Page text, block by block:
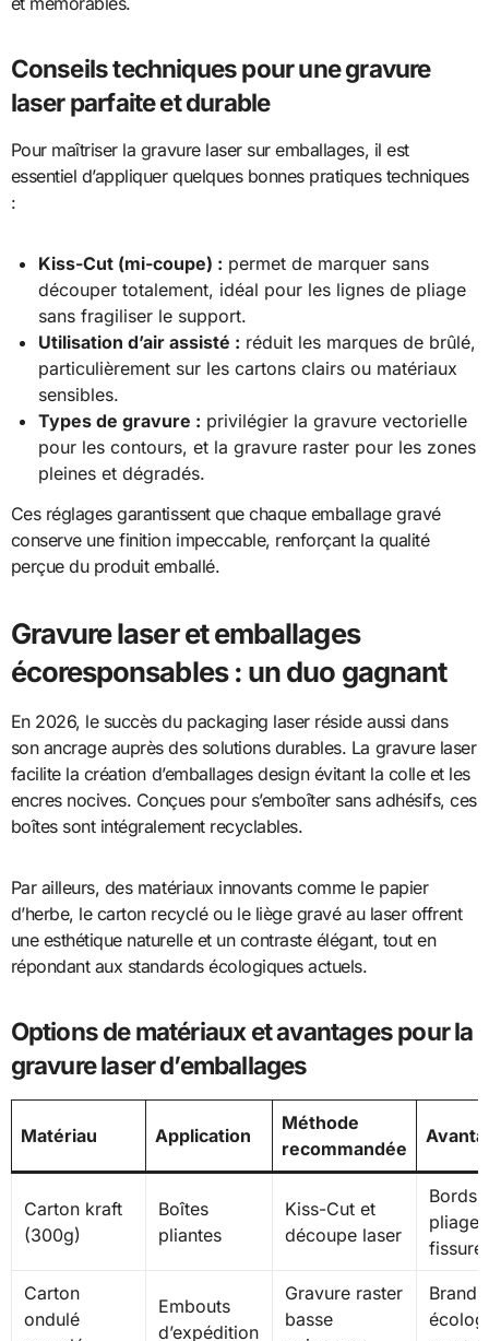
Conseils techniques pour une gravure
laser parfaite et durable
Pour maîtriser la gravure laser sur emballages, il est
essentiel d’appliquer quelques bonnes pratiques techniques
:
Kiss-Cut (mi-coupe) : permet de marquer sans
découper totalement, idéal pour les lignes de pliage
sans fragiliser le support.
Utilisation d’air assisté : réduit les marques de brûlé,
particulièrement sur les cartons clairs ou matériaux
sensibles.
Types de gravure : privilégier la gravure vectorielle
pour les contours, et la gravure raster pour les zones
pleines et dégradés.
Ces réglages garantissent que chaque emballage gravé
conserve une finition impeccable, renforçant la qualité
perçue du produit emballé.
Gravure laser et emballages
écoresponsables : un duo gagnant
En 2026, le succès du packaging laser réside aussi dans
son ancrage auprès des solutions durables. La gravure laser
facilite la création d’emballages design évitant la colle et les
encres nocives. Conçues pour s’emboîter sans adhésifs, ces
boîtes sont intégralement recyclables.
Par ailleurs, des matériaux innovants comme le papier
d’herbe, le carton recyclé ou le liège gravé au laser offrent
une esthétique naturelle et un contraste élégant, tout en
répondant aux standards écologiques actuels.
Options de matériaux et avantages pour la
gravure laser d’emballages
Matériau Application
Méthode
recommandée
Carton kraft
(300g)
Boîtes
pliantes
Kiss-Cut et
découpe laser
Bords
pliage
Carton
ondulé
Embouts
d’expédition
Gravure raster
basse